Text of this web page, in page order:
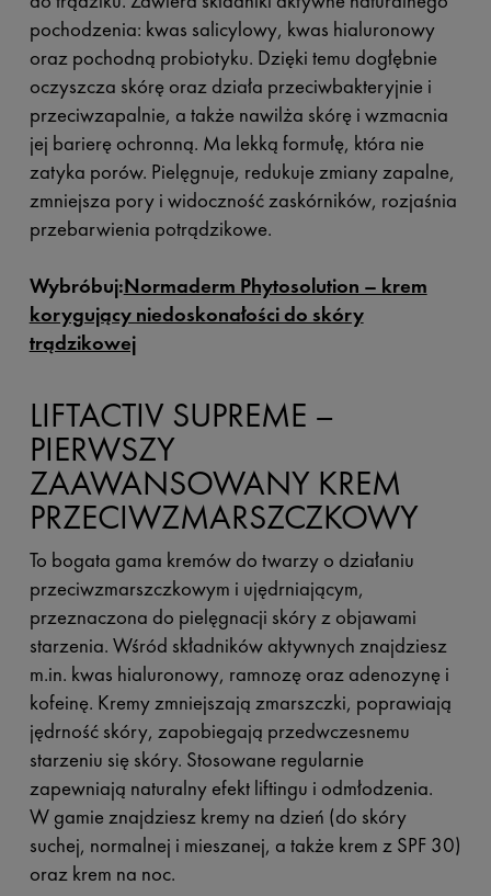
pochodzenia: kwas salicylowy, kwas hialuronowy
oraz pochodną probiotyku. Dzięki temu dogłębnie
oczyszcza skórę oraz działa przeciwbakteryjnie i
przeciwzapalnie, a także nawilża skórę i wzmacnia
jej barierę ochronną. Ma lekką formułę, która nie
zatyka porów. Pielęgnuje, redukuje zmiany zapalne,
zmniejsza pory i widoczność zaskórników, rozjaśnia
przebarwienia potrądzikowe.
Wybróbuj:Normaderm Phytosolution – krem
korygujący niedoskonałości do skóry
trądzikowej
LIFTACTIV SUPREME –
PIERWSZY
ZAAWANSOWANY KREM
PRZECIWZMARSZCZKOWY
To bogata gama kremów do twarzy o działaniu
przeciwzmarszczkowym i ujędrniającym,
przeznaczona do pielęgnacji skóry z objawami
starzenia. Wśród składników aktywnych znajdziesz
m.in. kwas hialuronowy, ramnozę oraz adenozynę i
kofeinę. Kremy zmniejszają zmarszczki, poprawiają
jędrność skóry, zapobiegają przedwczesnemu
starzeniu się skóry. Stosowane regularnie
zapewniają naturalny efekt liftingu i odmłodzenia.
W gamie znajdziesz kremy na dzień (do skóry
suchej, normalnej i mieszanej, a także krem z SPF 30)
oraz krem na noc.